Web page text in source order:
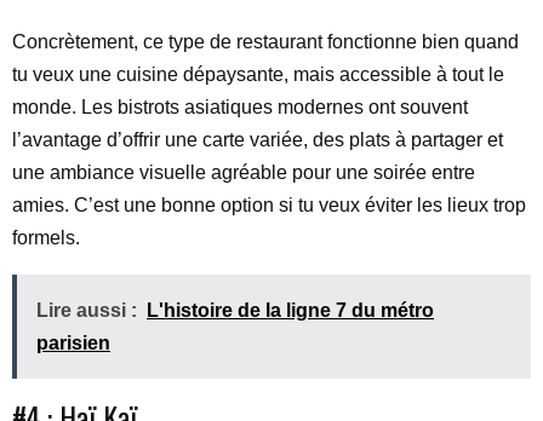
Concrètement, ce type de restaurant fonctionne bien quand
tu veux une cuisine dépaysante, mais accessible à tout le
monde. Les bistrots asiatiques modernes ont souvent
l’avantage d’offrir une carte variée, des plats à partager et
une ambiance visuelle agréable pour une soirée entre
amies. C’est une bonne option si tu veux éviter les lieux trop
formels.
Lire aussi :
L'histoire de la ligne 7 du métro
parisien